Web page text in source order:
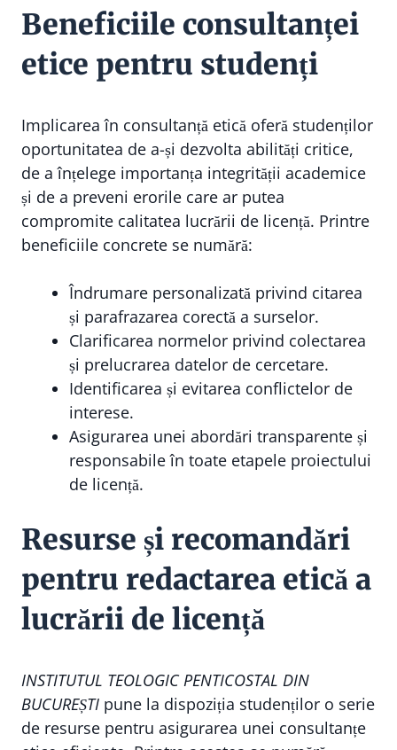
Beneficiile consultanței
etice pentru studenți
Implicarea în consultanță etică oferă studenților
oportunitatea de a-și dezvolta abilități critice,
de a înțelege importanța integrității academice
și de a preveni erorile care ar putea
compromite calitatea lucrării de licență. Printre
beneficiile concrete se numără:
Îndrumare personalizată privind citarea
și parafrazarea corectă a surselor.
Clarificarea normelor privind colectarea
și prelucrarea datelor de cercetare.
Identificarea și evitarea conflictelor de
interese.
Asigurarea unei abordări transparente și
responsabile în toate etapele proiectului
de licență.
Resurse și recomandări
pentru redactarea etică a
lucrării de licență
INSTITUTUL TEOLOGIC PENTICOSTAL DIN
BUCUREȘTI pune la dispoziția studenților o serie
de resurse pentru asigurarea unei consultanțe